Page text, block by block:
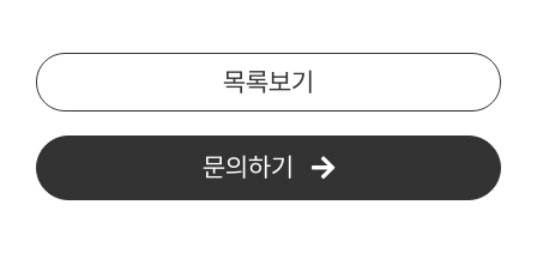
목록보기
문의하기